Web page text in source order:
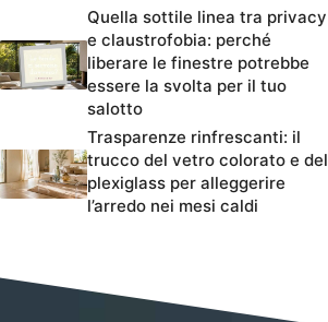
Quella sottile linea tra privacy
e claustrofobia: perché
liberare le finestre potrebbe
essere la svolta per il tuo
salotto
Trasparenze rinfrescanti: il
trucco del vetro colorato e del
plexiglass per alleggerire
l’arredo nei mesi caldi